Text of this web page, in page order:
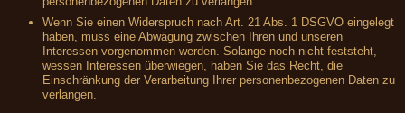
Wenn Sie einen Widerspruch nach Art. 21 Abs. 1 DSGVO eingelegt
haben, muss eine Abwägung zwischen Ihren und unseren
Interessen vorgenommen werden. Solange noch nicht feststeht,
wessen Interessen überwiegen, haben Sie das Recht, die
Einschränkung der Verarbeitung Ihrer personenbezogenen Daten zu
verlangen.